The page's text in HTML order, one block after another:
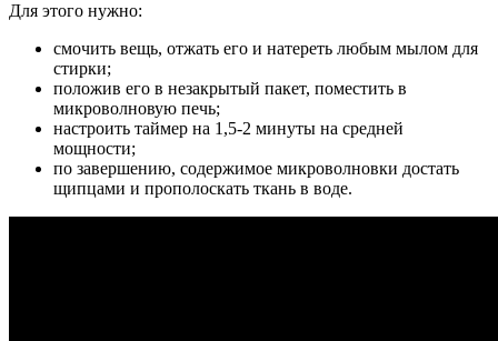
Для этого нужно:
смочить вещь, отжать его и натереть любым мылом для
стирки;
положив его в незакрытый пакет, поместить в
микроволновую печь;
настроить таймер на 1,5-2 минуты на средней
мощности;
по завершению, содержимое микроволновки достать
щипцами и прополоскать ткань в воде.